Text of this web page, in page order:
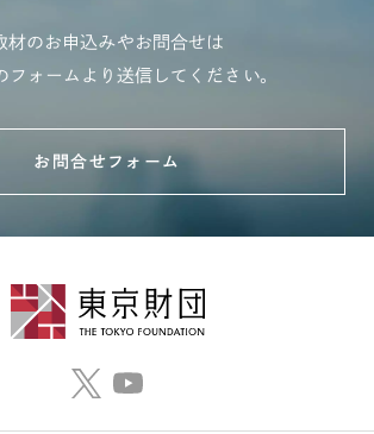
材のお申込みやお問合せは
フォームより送信してください。
お問合せフォーム